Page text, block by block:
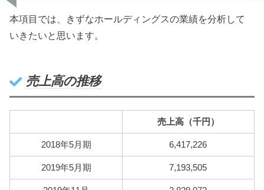
本項目では、きずなホールディングスの業績を分析して
いきたいと思います。
売上高の推移
売上高（千円）
2018年5月期 6,417,226
2019年5月期 7,193,505